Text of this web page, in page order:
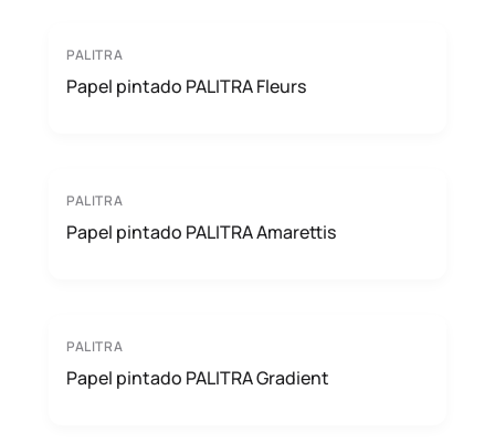
PALITRA
Papel pintado PALITRA Fleurs
PALITRA
Papel pintado PALITRA Amarettis
PALITRA
Papel pintado PALITRA Gradient